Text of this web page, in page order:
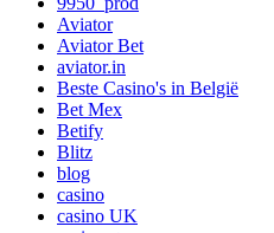
Aviator
Aviator Bet
aviator.in
Beste Casino's in België
Bet Mex
Betify
Blitz
blog
casino
casino UK